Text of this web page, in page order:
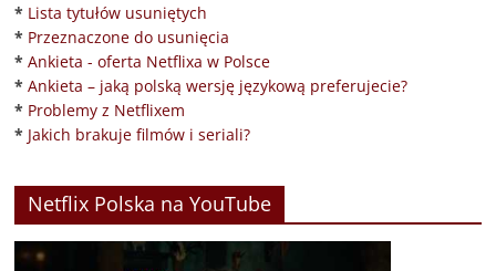
* Lista tytułów usuniętych
* Przeznaczone do usunięcia
* Ankieta - oferta Netflixa w Polsce
* Ankieta – jaką polską wersję językową preferujecie?
* Problemy z Netflixem
* Jakich brakuje filmów i seriali?
Netflix Polska na YouTube